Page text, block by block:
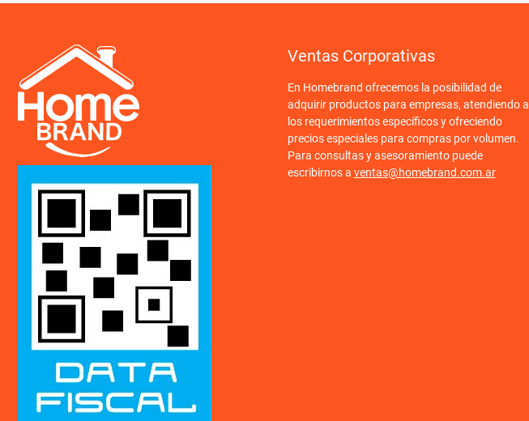
Ventas Corporativas
En Homebrand ofrecemos la posibilidad de
adquirir productos para empresas, atendiendo a
los requerimientos específicos y ofreciendo
precios especiales para compras por volumen.
Para consultas y asesoramiento puede
escribirnos a ventas@homebrand.com.ar